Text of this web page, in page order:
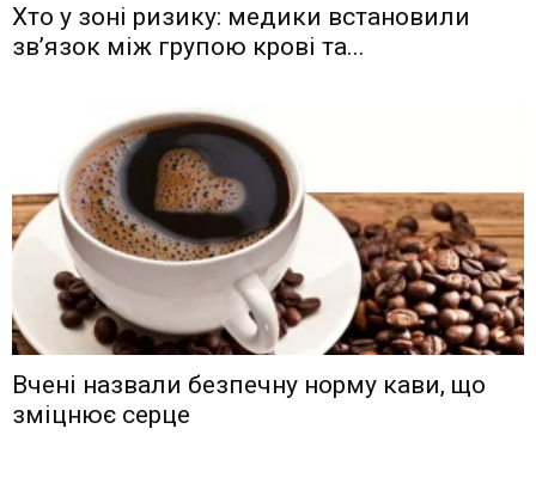
Хто у зоні ризику: медики встановили
зв’язок між групою крові та...
Вчені назвали безпечну норму кави, що
зміцнює серце